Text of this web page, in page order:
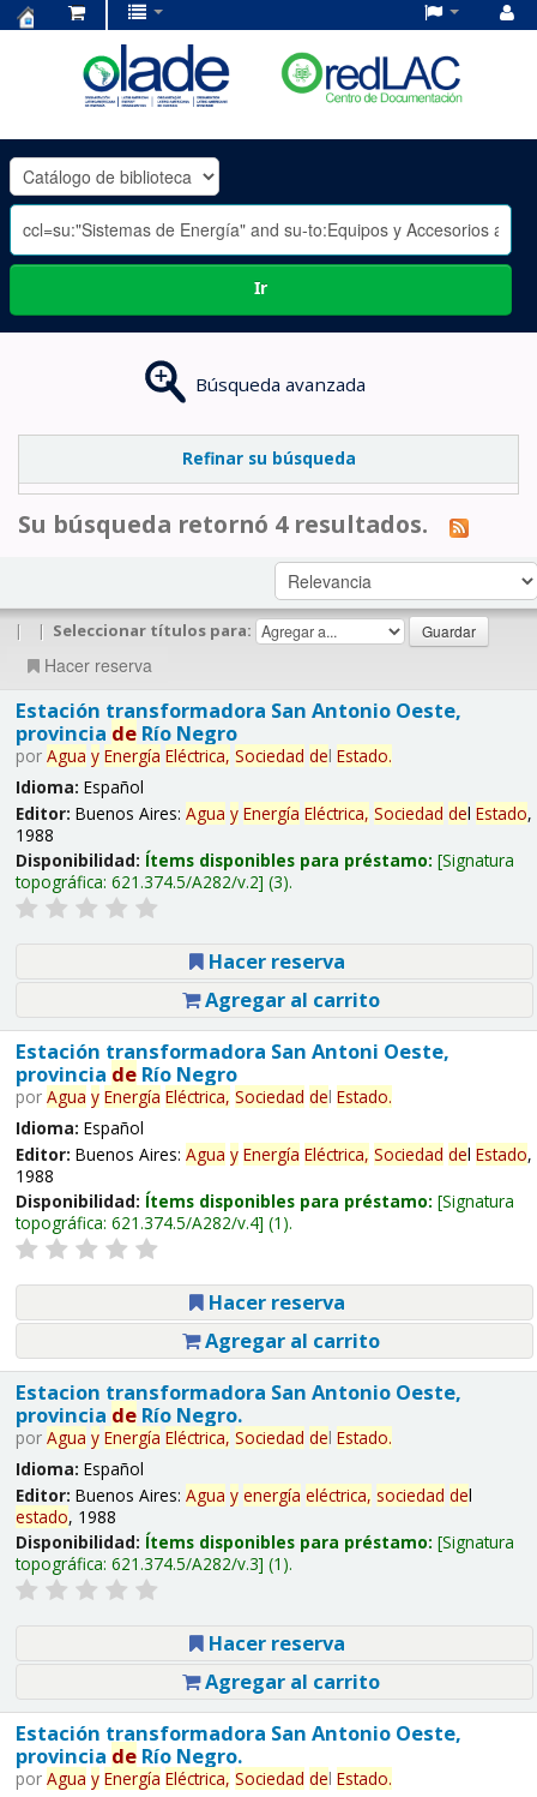
OLADE
-
Ir
Búsqueda avanzada
Refinar su búsqueda
Su búsqueda retornó 4 resultados.
| | Seleccionar títulos para:
Hacer reserva
Estación transformadora San Antonio Oeste,
provincia deRío Negro
por Agua y Energía Eléctrica, Sociedad del Estado.
Idioma: Español
Editor: Buenos Aires: Agua y Energía Eléctrica, Sociedad del Estado,
1988
Disponibilidad: Ítems disponibles para préstamo: Signatura
topográfica: 621.374.5/A282/v.2 (3).
Hacer reserva
Agregar al carrito
Estación transformadora San Antoni Oeste,
provincia deRío Negro
por Agua y Energía Eléctrica, Sociedad del Estado.
Idioma: Español
Editor: Buenos Aires: Agua y Energía Eléctrica, Sociedad del Estado,
1988
Disponibilidad: Ítems disponibles para préstamo: Signatura
topográfica: 621.374.5/A282/v.4 (1).
Hacer reserva
Agregar al carrito
Estacion transformadora San Antonio Oeste,
provincia deRío Negro.
por Agua y Energía Eléctrica, Sociedad del Estado.
Idioma: Español
Editor: Buenos Aires: Agua y energía eléctrica, sociedad del
estado, 1988
Disponibilidad: Ítems disponibles para préstamo: Signatura
topográfica: 621.374.5/A282/v.3 (1).
Hacer reserva
Agregar al carrito
Estación transformadora San Antonio Oeste,
provincia deRío Negro.
por Agua y Energía Eléctrica, Sociedad del Estado.